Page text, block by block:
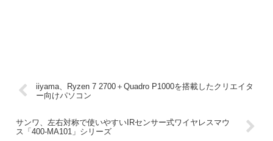
iiyama、Ryzen 7 2700＋Quadro P1000を搭載したクリエイタ
ー向けパソコン
サンワ、左右対称で使いやすいIRセンサー式ワイヤレスマウ
ス「400-MA101」シリーズ